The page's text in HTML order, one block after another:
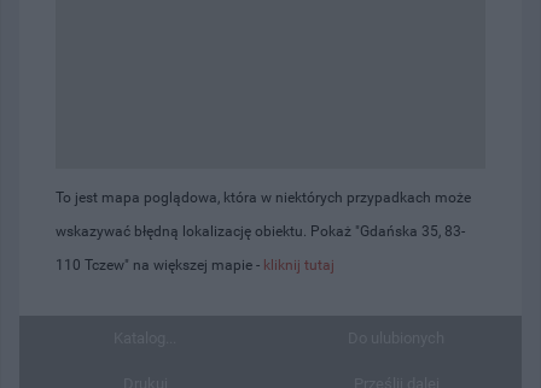
To jest mapa poglądowa, która w niektórych przypadkach może
wskazywać błędną lokalizację obiektu. Pokaż "Gdańska 35, 83-
110 Tczew" na większej mapie - kliknij tutaj